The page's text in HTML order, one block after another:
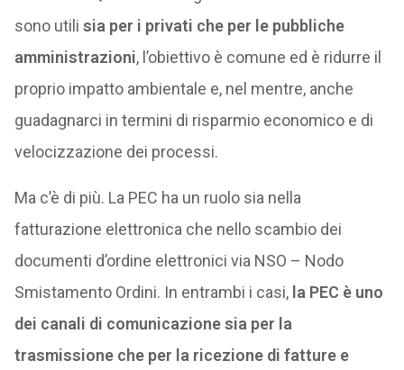
sono utili sia per i privati che per le pubbliche
amministrazioni, l’obiettivo è comune ed è ridurre il
proprio impatto ambientale e, nel mentre, anche
guadagnarci in termini di risparmio economico e di
velocizzazione dei processi.
Ma c’è di più. La PEC ha un ruolo sia nella
fatturazione elettronica che nello scambio dei
documenti d’ordine elettronici via NSO – Nodo
Smistamento Ordini. In entrambi i casi,la PEC è uno
dei canali di comunicazione sia per la
trasmissione che per la ricezione di fatture e